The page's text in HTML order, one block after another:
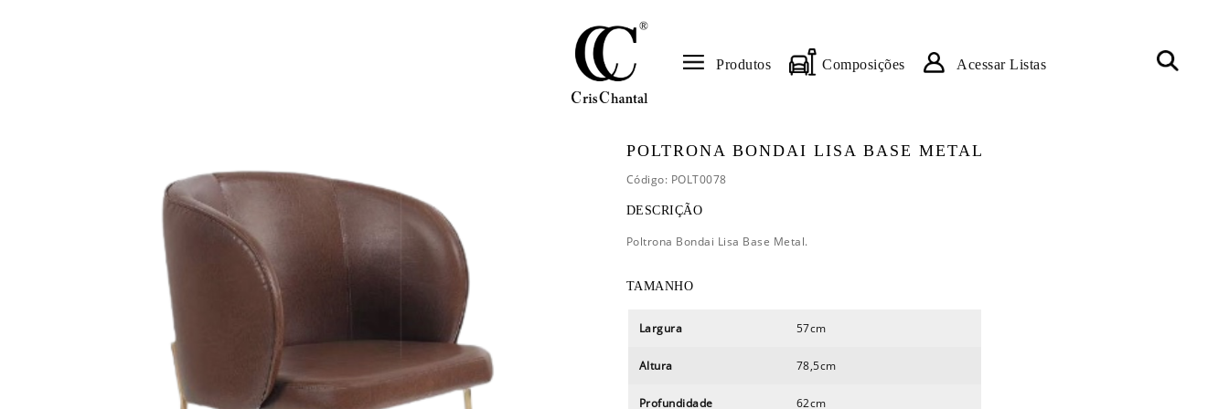
Produtos Composições Acessar Listas
POLTRONA BONDAI LISA BASE METAL
Código: POLT0078
DESCRIÇÃO
Poltrona Bondai Lisa Base Metal.
TAMANHO
Largura 57cm
Altura 78,5cm
Profundidade 62cm